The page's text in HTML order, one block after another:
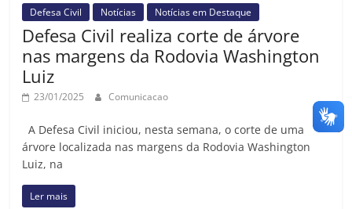
Defesa Civil Notícias Notícias em Destaque
Defesa Civil realiza corte de árvore
nas margens da Rodovia Washington
Luiz
23/01/2025 Comunicacao
A Defesa Civil iniciou, nesta semana, o corte de uma
árvore localizada nas margens da Rodovia Washington
Luiz, na
Ler mais